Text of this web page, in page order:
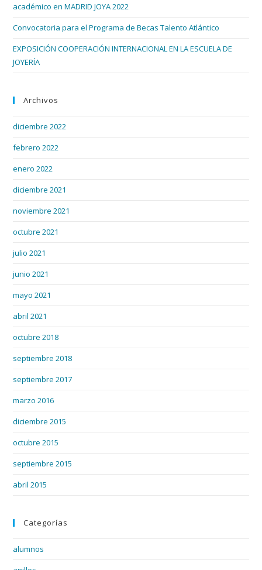
académico en MADRID JOYA 2022
Convocatoria para el Programa de Becas Talento Atlántico
EXPOSICIÓN COOPERACIÓN INTERNACIONAL EN LA ESCUELA DE
JOYERÍA
Archivos
diciembre 2022
febrero 2022
enero 2022
diciembre 2021
noviembre 2021
octubre 2021
julio 2021
junio 2021
mayo 2021
abril 2021
octubre 2018
septiembre 2018
septiembre 2017
marzo 2016
diciembre 2015
octubre 2015
septiembre 2015
abril 2015
Categorías
alumnos